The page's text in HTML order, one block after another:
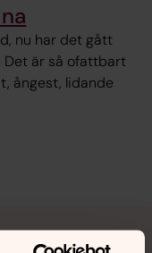
nu har det gått
Det är så ofattbart
ångest, lidande